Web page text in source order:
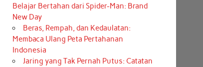
Belajar Bertahan dari Spider-Man: Brand
New Day
Beras, Rempah, dan Kedaulatan:
Membaca Ulang Peta Pertahanan
Indonesia
Jaring yang Tak Pernah Putus: Catatan